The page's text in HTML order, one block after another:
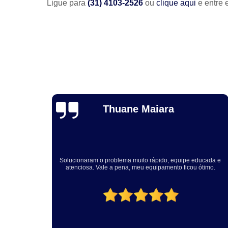
Ligue para (31) 4103-2526 ou clique aqui e entre
Holar Caffagni
vocês nos atenderam e a qualidade da instalação realizada
aqui na nossa empresa. Com certeza, recomendo a Engetech